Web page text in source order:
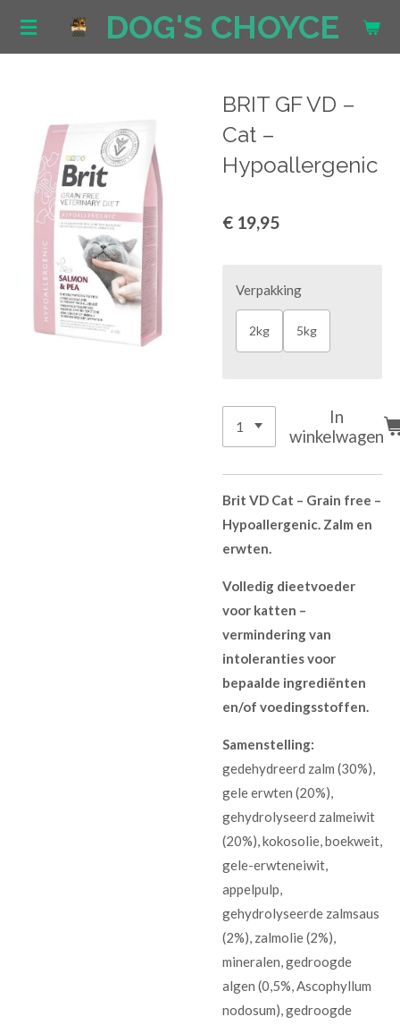
Ga
DOG'S CHOYCE
BRIT GF VD –
Cat –
Hypoallergenic
€ 19,95
Verpakking
2kg 5kg
In
winkelwagen
Brit VD Cat – Grain free –
Hypoallergenic. Zalm en
erwten.
Volledig dieetvoeder
voor katten –
vermindering van
intoleranties voor
bepaalde ingrediënten
en/of voedingsstoffen.
Samenstelling:
gedehydreerd zalm (30%),
gele erwten (20%),
gehydrolyseerd zalmeiwit
(20%), kokosolie, boekweit,
gele-erwteneiwit,
appelpulp,
gehydrolyseerde zalmsaus
(2%), zalmolie (2%),
mineralen, gedroogde
algen (0,5%, Ascophyllum
nodosum), gedroogde